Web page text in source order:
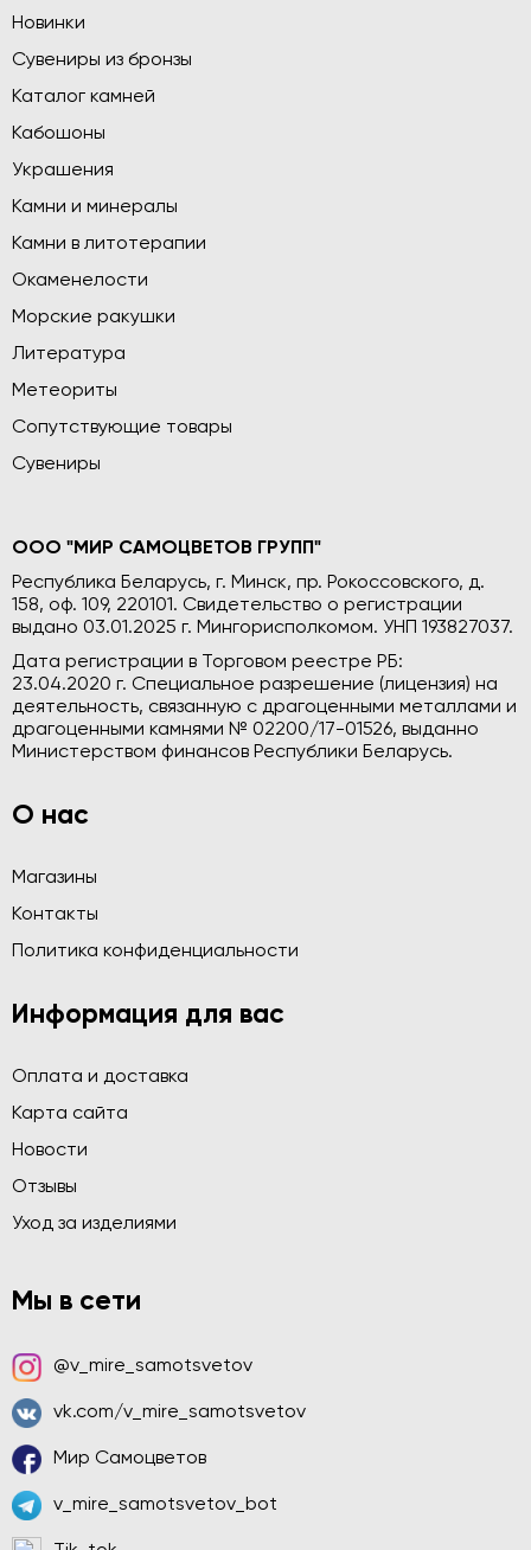
Новинки
Сувениры из бронзы
Каталог камней
Кабошоны
Украшения
Камни и минералы
Камни в литотерапии
Окаменелости
Морские ракушки
Литература
Метеориты
Сопутствующие товары
Сувениры
ООО "МИР САМОЦВЕТОВ ГРУПП"
Республика Беларусь, г. Минск, пр. Рокоссовского, д.
158, оф. 109, 220101. Свидетельство о регистрации
выдано 03.01.2025 г. Мингорисполкомом. УНП 193827037.
Дата регистрации в Торговом реестре РБ:
23.04.2020 г. Специальное разрешение (лицензия) на
деятельность, связанную с драгоценными металлами и
драгоценными камнями № 02200/17-01526, выданно
Министерством финансов Республики Беларусь.
О нас
Магазины
Контакты
Политика конфиденциальности
Информация для вас
Оплата и доставка
Карта сайта
Новости
Отзывы
Уход за изделиями
Мы в сети
@v_mire_samotsvetov
vk.com/v_mire_samotsvetov
Мир Самоцветов
v_mire_samotsvetov_bot